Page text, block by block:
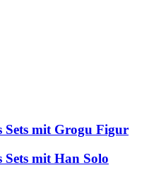
Sets mit Grogu Figur
mit Han Solo